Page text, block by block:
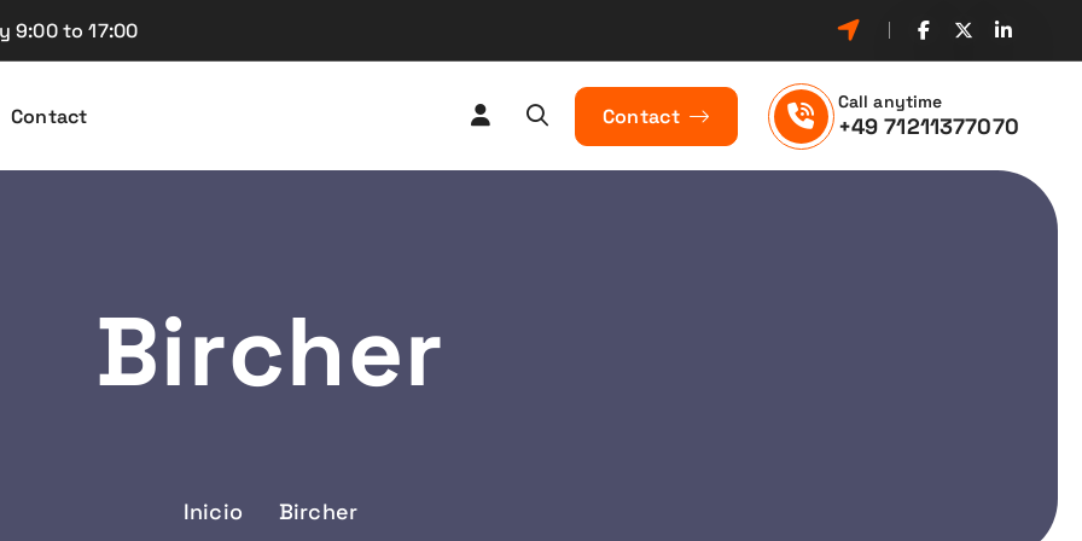
9:00 to 17:00
Contact Contact
Call anytime
+49 71211377070
Bircher
Inicio Bircher